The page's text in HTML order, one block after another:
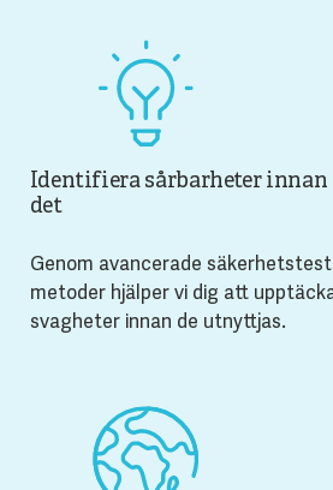
Identifiera sårbarheter
det
Genom avancerade
metoder hjälper vi dig att
svagheter innan de utnyttjas.